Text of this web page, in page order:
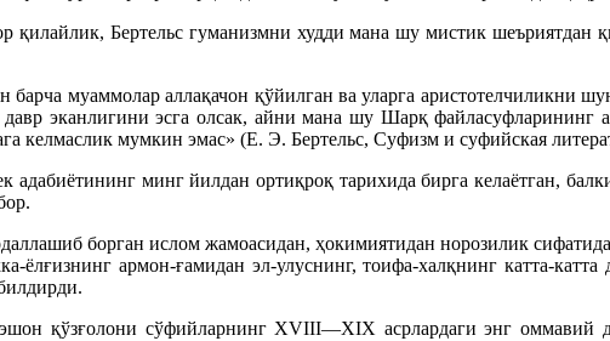
қилайлик, Бертельс гуманизмни худди мана шу мистик шеъриятдан
барча муаммолар аллақачон қўйилган ва уларга
эканлигини эсга олсак, айни мана шу Шарқ файласуфларининг
келмаслик мумкин эмас» (Е. Э. Бертельс, Суфизм и суфийская
минг йилдан ортиқроқ тарихида бирга келаётган,
борган ислом жамоасидан, ҳокимиятидан норозилик
ёлғизнинг армон-ғамидан эл-улуснинг, тоифа-халқнинг катта-
қўзғолони сўфийларнинг XVIII—XIX асрлардаги энг оммавий